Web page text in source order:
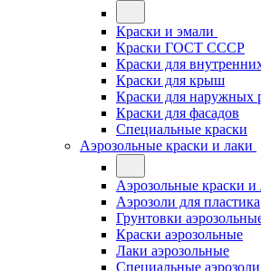
Краски и эмали
Краски ГОСТ СССР
Краски для
Краски для крыш
Краски для наружных
Краски для фасадов
Специальные краски
Аэрозольные краски и лаки
Аэрозольные краски и
Аэрозоли для пластика
Грунтовки
Краски аэрозольные
Лаки аэрозольные
Специальные аэрозоли